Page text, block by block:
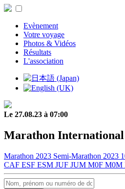
Evènement
Votre voyage
Photos & Vidéos
Résultats
L'association
Le 27.08.23 à 07:00
Marathon International
Marathon 2023 Semi-Marathon 2023
CAF ESF ESM JUF JUM M0F M0M